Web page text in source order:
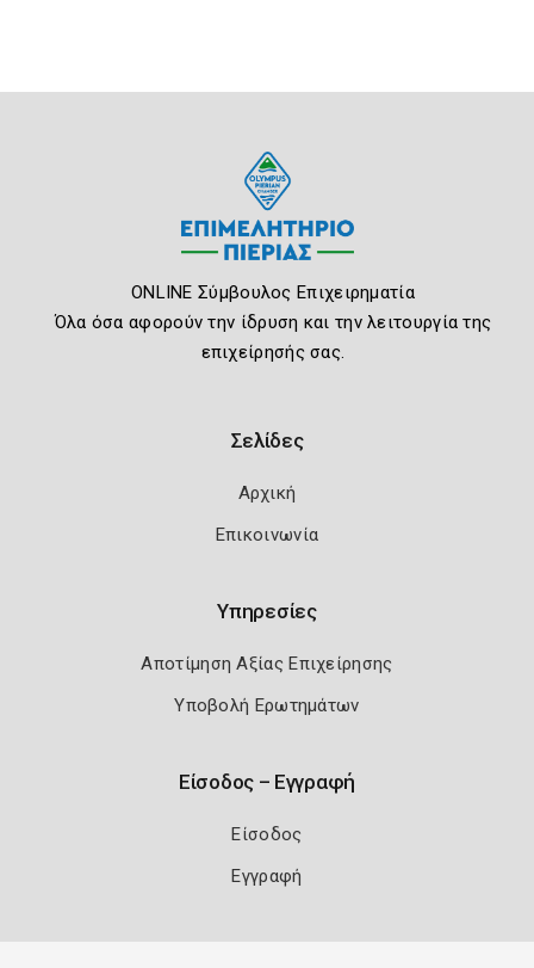
ONLINE Σύμβουλος Επιχειρηματία
Όλα όσα αφορούν την ίδρυση και την λειτουργία της
επιχείρησής σας.
Σελίδες
Αρχική
Επικοινωνία
Υπηρεσίες
Αποτίμηση Αξίας Επιχείρησης
Υποβολή Ερωτημάτων
Είσοδος – Εγγραφή
Είσοδος
Εγγραφή